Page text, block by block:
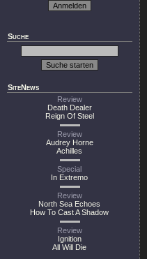
Suche
SiteNews
Review
Death Dealer
Reign Of Steel
Review
Audrey Horne
Achilles
Special
In Extremo
Review
North Sea Echoes
How To Cast A Shadow
Review
Ignition
All Will Die